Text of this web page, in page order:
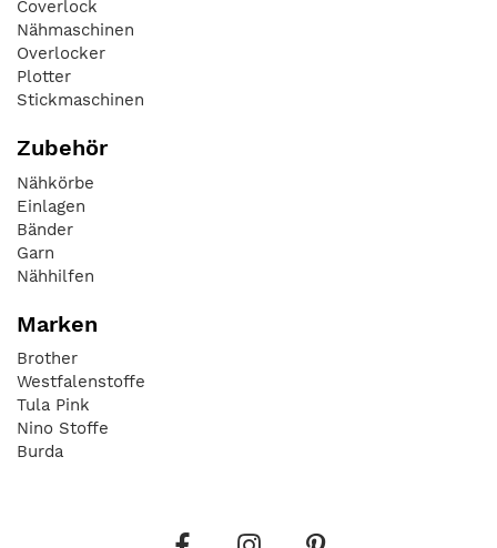
Coverlock
Nähmaschinen
Overlocker
Plotter
Stickmaschinen
Zubehör
Nähkörbe
Einlagen
Bänder
Garn
Nähhilfen
Marken
Brother
Westfalenstoffe
Tula Pink
Nino Stoffe
Burda